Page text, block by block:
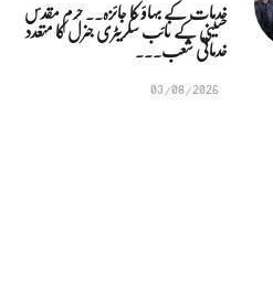
خدمات کے بہاؤ کا جائزہ.. حرم مقدس
حسینی کے نائب سکریٹری جنرل کا متعدد
خدماتی شعب...
03/08/2026